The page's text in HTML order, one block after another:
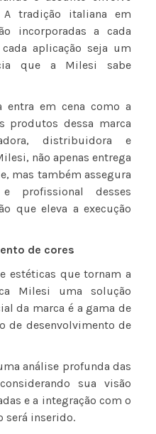
tradição italiana em
incorporadas a cada
aplicação seja um
que a Milesi sabe
entra em cena como a
produtos dessa marca
distribuidora e
não apenas entrega
mas também assegura
profissional desses
que eleva a execução
de cores
estéticas que tornam a
Milesi uma solução
da marca é a gama de
de desenvolvimento de
análise profunda das
sua visão
e a integração com o
será inserido.